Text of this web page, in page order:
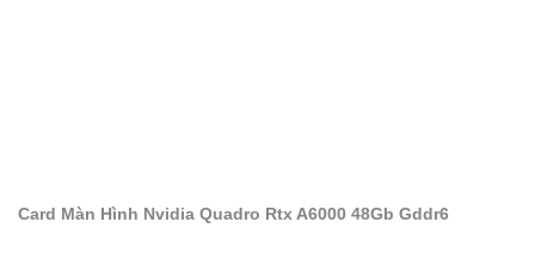
Card Màn Hình Nvidia Quadro Rtx A6000 48Gb Gddr6